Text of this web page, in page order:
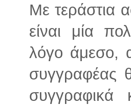
Με τεράστια
είναι μία
λόγο άμεσο,
συγγραφέας